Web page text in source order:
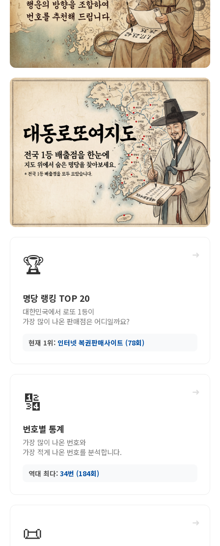
➜
🏆
명당 랭킹 TOP 20
대한민국에서 로또 1등이
가장 많이 나온 판매점은 어디일까요?
현재 1위: 인터넷 복권판매사이트 (78회)
➜
🔢
번호별 통계
가장 많이 나온 번호와
가장 적게 나온 번호를 분석합니다.
역대 최다: 34번 (184회)
➜
📜